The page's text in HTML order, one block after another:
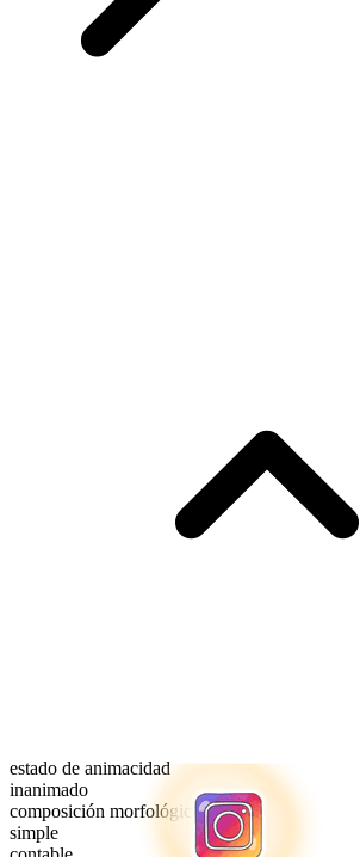
estado de animacidad
inanimado
composición morfológica
simple